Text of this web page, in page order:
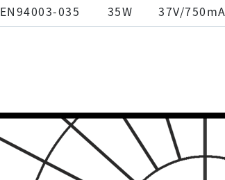
EN94003-035 35W 37V/750mA